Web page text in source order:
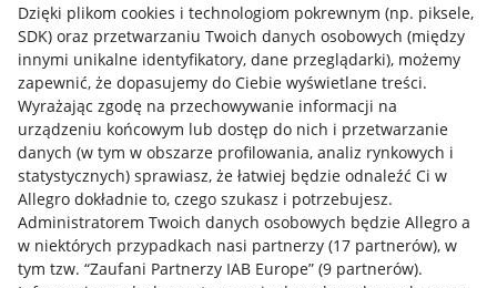
Dzięki plikom cookies i technologiom pokrewnym (np. piksele,
SDK) oraz przetwarzaniu Twoich danych osobowych (między
innymi unikalne identyfikatory, dane przeglądarki), możemy
zapewnić, że dopasujemy do Ciebie wyświetlane treści.
Wyrażając zgodę na przechowywanie informacji na
urządzeniu końcowym lub dostęp do nich i przetwarzanie
danych (w tym w obszarze profilowania, analiz rynkowych i
statystycznych) sprawiasz, że łatwiej będzie odnaleźć Ci w
Allegro dokładnie to, czego szukasz i potrzebujesz.
Administratorem Twoich danych osobowych będzie Allegro a
w niektórych przypadkach nasi partnerzy (17 partnerów), w
tym tzw. “Zaufani Partnerzy IAB Europe” (9 partnerów).
Przydatne informacje
Jak to działa